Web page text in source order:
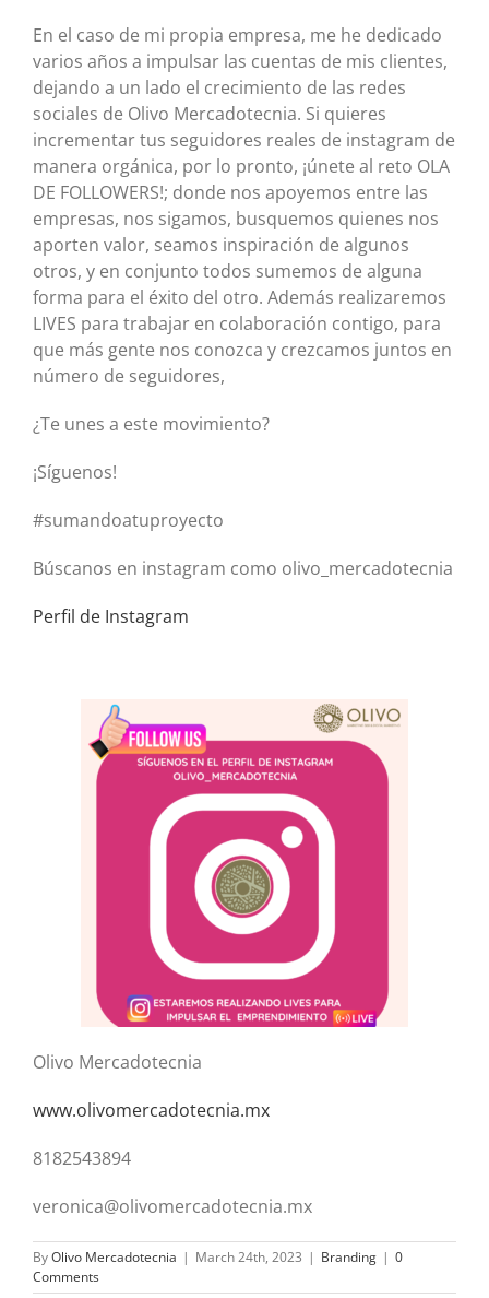
En el caso de mi propia empresa, me he dedicado
varios años a impulsar las cuentas de mis clientes,
dejando a un lado el crecimiento de las redes
sociales de Olivo Mercadotecnia. Si quieres
incrementar tus seguidores reales de instagram de
manera orgánica, por lo pronto, ¡únete al reto OLA
DE FOLLOWERS!; donde nos apoyemos entre las
empresas, nos sigamos, busquemos quienes nos
aporten valor, seamos inspiración de algunos
otros, y en conjunto todos sumemos de alguna
forma para el éxito del otro. Además realizaremos
LIVES para trabajar en colaboración contigo, para
que más gente nos conozca y crezcamos juntos en
número de seguidores,
¿Te unes a este movimiento?
¡Síguenos!
#sumandoatuproyecto
Búscanos en instagram como olivo_mercadotecnia
Perfil de Instagram
Olivo Mercadotecnia
www.olivomercadotecnia.mx
8182543894
veronica@olivomercadotecnia.mx
ByOlivo Mercadotecnia | March 24th, 2023 | Branding | 0
Comments